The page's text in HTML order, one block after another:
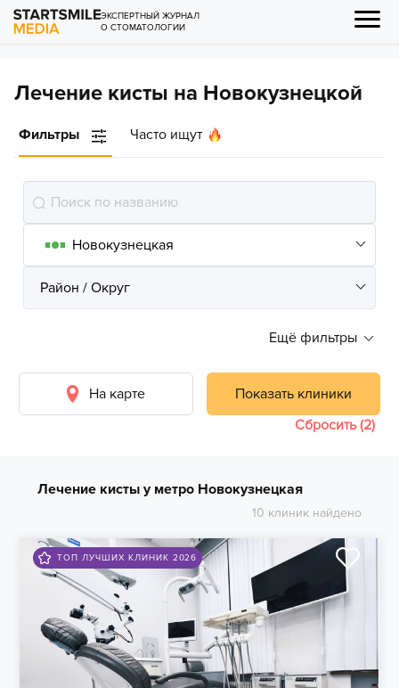
ЭКСПЕРТНЫЙ ЖУРНАЛ
О СТОМАТОЛОГИИ
Лечение кисты на Новокузнецкой
Фильтры Часто ищут
Ещё фильтры
На карте
Показать клиники
Сбросить (2)
Лечение кисты у метро Новокузнецкая
10 клиник найдено
ТОП ЛУЧШИХ КЛИНИК 2026